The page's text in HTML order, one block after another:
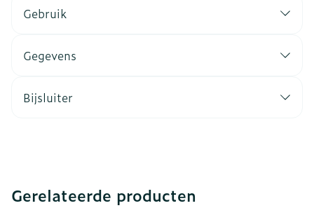
Gebruik
Gegevens
Bijsluiter
Gerelateerde producten